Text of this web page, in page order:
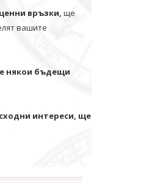
връзки, ще
вашите
някои бъдещи
интереси, ще